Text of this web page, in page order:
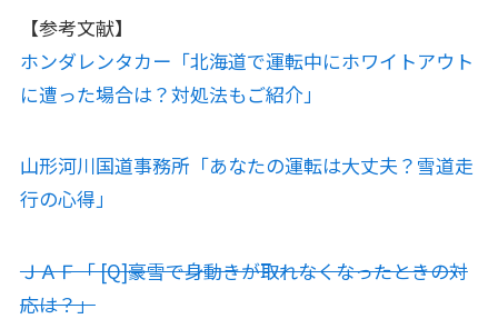
【参考文献】
ホンダレンタカー「北海道で運転中にホワイトアウト
に遭った場合は？対処法もご紹介」
山形河川国道事務所「あなたの運転は大丈夫？雪道走
行の心得」
ＪＡＦ「 [Q]豪雪で身動きが取れなくなったときの対
応は？」